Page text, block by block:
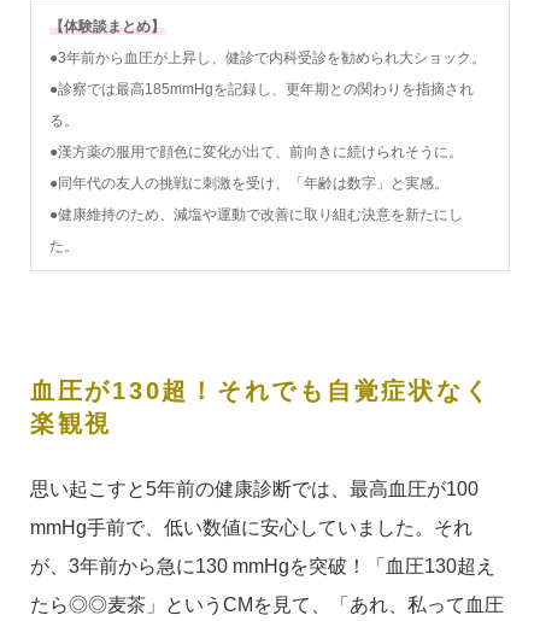
【体験談まとめ】
●3年前から血圧が上昇し、健診で内科受診を勧められ大ショック。
●診察では最高185mmHgを記録し、更年期との関わりを指摘され
る。
●漢方薬の服用で顔色に変化が出て、前向きに続けられそうに。
●同年代の友人の挑戦に刺激を受け、「年齢は数字」と実感。
●健康維持のため、減塩や運動で改善に取り組む決意を新たにし
た。
血圧が130超！それでも自覚症状なく
楽観視
思い起こすと5年前の健康診断では、最高血圧が100
mmHg手前で、低い数値に安心していました。それ
が、3年前から急に130 mmHgを突破！「血圧130超え
たら◎◎麦茶」というCMを見て、「あれ、私って血圧